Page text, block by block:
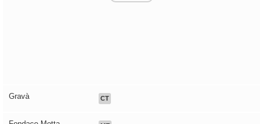
Gravà CT